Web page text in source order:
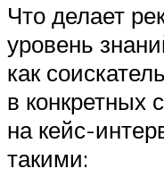
Что делает
уровень
как
в конкретных
на кейс-
такими: